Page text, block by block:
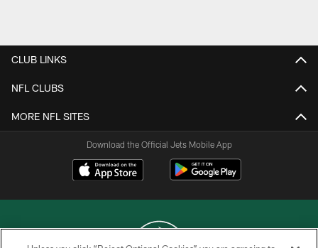
CLUB LINKS
NFL CLUBS
MORE NFL SITES
Download the Official Jets Mobile App